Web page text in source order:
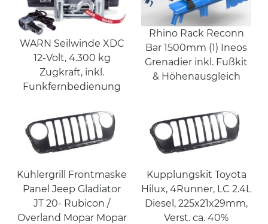
WARN Seilwinde XDC
12-Volt, 4.300 kg
Zugkraft, inkl.
Funkfernbedienung
Rhino Rack Reconn
Bar 1500mm (1) Ineos
Grenadier inkl. Fußkit
& Höhenausgleich
Kühlergrill Frontmaske
Panel Jeep Gladiator
JT 20- Rubicon /
Overland Mopar Mopar
Kupplungskit Toyota
Hilux, 4Runner, LC 2.4L
Diesel, 225x21x29mm,
Verst. ca. 40%